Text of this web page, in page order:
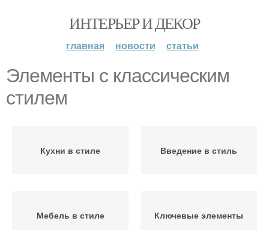
ИНТЕРЬЕР И ДЕКОР
главная новости статьи
Элементы с классическим
стилем
Кухни в стиле Введение в стиль
Мебель в стиле Ключевые элементы